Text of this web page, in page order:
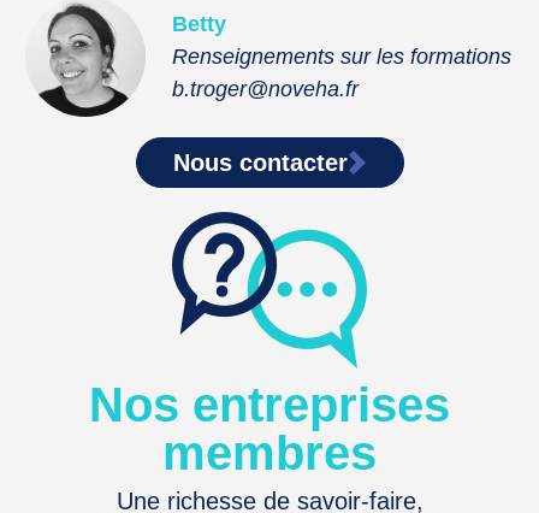
Betty
Renseignements sur les formations
b.troger@noveha.fr
Nous contacter
Nos entreprises
membres
Une richesse de savoir-faire,